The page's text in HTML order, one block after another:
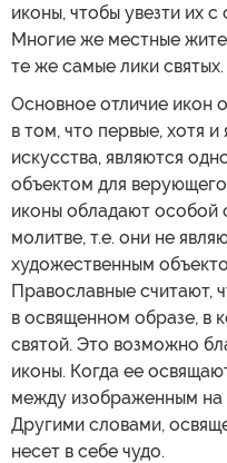
иконы, чтобы увезти их
Многие же местные
те же самые лики святых.
Основное отличие икон
в том, что первые, хотя
искусства, являются
объектом для
иконы обладают особой
молитве, т.е. они не
художественным
Православные считают,
в освященном образе, в
святой. Это возможно
иконы. Когда ее
между изображенным на
Другими словами,
несет в себе чудо.